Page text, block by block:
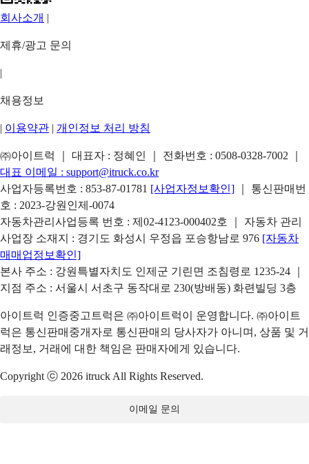
회사소개 |
제휴/광고 문의
|
채용정보
| 이용약관 | 개인정보 처리 방침
㈜아이트럭 ｜ 대표자 : 정혜인 ｜ 전화번호 : 0508-0328-7002
대표 이메일 : support@itruck.co.kr
사업자등록번호 : 853-87-01781 [사업자정보확인]
｜ 통신판매번
호 : 2023-강원인제-0074
자동차관리사업등록 번호 : 제02-4123-000402호 ｜ 자동차 관리
사업장 소재지 : 경기도 화성시 우정읍 포승항남로 976 [자동차
매매업정보확인]
본사 주소 : 강원특별자치도 인제군 기린면 조침령로 1235-24 ｜
지점 주소 : 서울시 서초구 동작대로 230(방배동) 화련빌딩 3층
아이트럭 인증중고트럭은 ㈜아이트럭이 운영합니다. ㈜아이트
럭은 통신판매중개자로 통신판매의 당사자가 아니며, 상품 및 거
래정보, 거래에 대한 책임은 판매자에게 있습니다.
Copyright ⓒ 2026 itruck All Rights Reserved.
이메일 문의